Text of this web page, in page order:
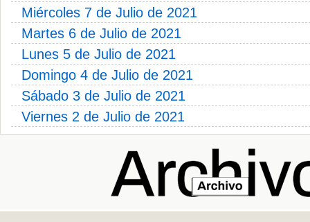
Miércoles 7 de Julio de 2021
Martes 6 de Julio de 2021
Lunes 5 de Julio de 2021
Domingo 4 de Julio de 2021
Sábado 3 de Julio de 2021
Viernes 2 de Julio de 2021